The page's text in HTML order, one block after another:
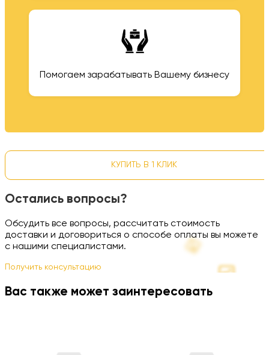
Помогаем зарабатывать Вашему бизнесу
КУПИТЬ В 1 КЛИК
Остались вопросы?
Обсудить все вопросы, рассчитать стоимость
доставки и договориться о способе оплаты вы можете
с нашими специалистами.
Получить консультацию
Вас также может заинтересовать